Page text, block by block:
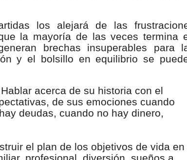
los alejará de las
la mayoría de las veces termina
brechas insuperables para
y el bolsillo en equilibrio se
Hablar acerca de su historia con el
de sus emociones cuando
deudas, cuando no hay dinero,
el plan de los objetivos de vida en